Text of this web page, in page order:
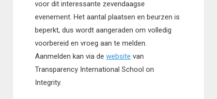
voor dit interessante zevendaagse
evenement. Het aantal plaatsen en beurzen is
beperkt, dus wordt aangeraden om volledig
voorbereid en vroeg aan te melden.
Aanmelden kan via de website van
Transparency International School on
Integrity.